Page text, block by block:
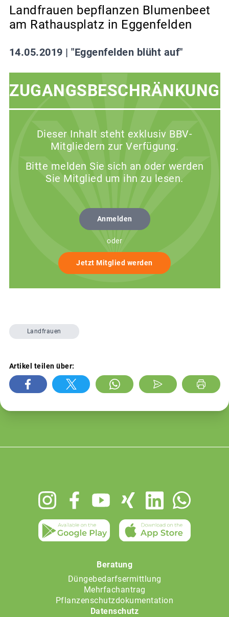
Landfrauen bepflanzen Blumenbeet
am Rathausplatz in Eggenfelden
14.05.2019 | "Eggenfelden blüht auf"
ZUGANGSBESCHRÄNKUNG
Dieser Inhalt steht exklusiv BBV-
Mitgliedern zur Verfügung.
Bitte melden Sie sich an oder werden
Sie Mitglied um ihn zu lesen.
Anmelden
oder
Jetzt Mitglied werden
Landfrauen
Artikel teilen über:
Beratung
Düngebedarfsermittlung
Mehrfachantrag
Pflanzenschutzdokumentation
Datenschutz